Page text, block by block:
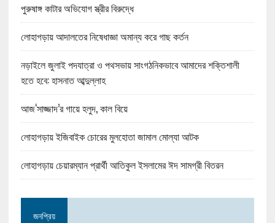
পুরুষাঙ্গ কাটার অভিযোগ স্ত্রীর বিরুদ্ধে
লোহাগড়ায় আদালতের নিষেধাজ্ঞা অমান্য করে গাছ কর্তন
নড়াইলে জুলাই পদযাত্রা ও পথসভায় সাংগঠনিকভাবে আমাদের শক্তিশালী
হতে হবে: হাসনাত আব্দুল্লাহ
আজ‘সাজ্জাদ’র গায়ে হলুদ, কাল বিয়ে
লোহাগড়ায় ইজিবাইক চোরের মুলহোতা জামাল মোল্যা আটক
লোহাগড়ায় চেয়ারম্যান প্রার্থী আতিকুল ইসলামের ঈদ সামগ্রী বিতরন
জনপ্রিয়